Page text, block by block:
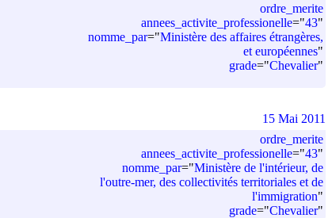
ordre_merite
annees_activite_professionelle="43"
nomme_par="Ministère des affaires étrangères,
et européennes"
grade="Chevalier"
ordre_merite
annees_activite_professionelle="43"
nomme_par="Ministère de l'intérieur, de
l'outre-mer, des collectivités territoriales et de
l'immigration"
grade="Chevalier"
15 Mai 2011